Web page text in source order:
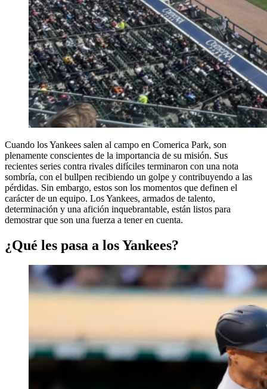
Cuando los Yankees salen al campo en Comerica Park, son
plenamente conscientes de la importancia de su misión. Sus
recientes series contra rivales difíciles terminaron con una nota
sombría, con el bullpen recibiendo un golpe y contribuyendo a las
pérdidas. Sin embargo, estos son los momentos que definen el
carácter de un equipo. Los Yankees, armados de talento,
determinación y una afición inquebrantable, están listos para
demostrar que son una fuerza a tener en cuenta.
¿Qué les pasa a los Yankees?